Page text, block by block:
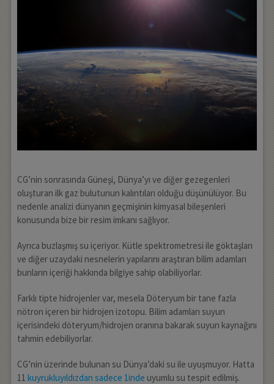
CG’nin sonrasında Güneşi, Dünya’yı ve diğer gezegenleri
oluşturan ilk gaz bulutunun kalıntıları olduğu düşünülüyor. Bu
nedenle analizi dünyanın geçmişinin kimyasal bileşenleri
konusunda bize bir resim imkanı sağlıyor.
Ayrıca buzlaşmış su içeriyor. Kütle spektrometresi ile göktaşları
ve diğer uzaydaki nesnelerin yapılarını araştıran bilim adamları
bunların içeriği hakkında bilgiye sahip olabiliyorlar.
Farklı tipte hidrojenler var, mesela Döteryum bir tane fazla
nötron içeren bir hidrojen izotopu. Bilim adamları suyun
içerisindeki döteryum/hidrojen oranına bakarak suyun kaynağını
tahmin edebiliyorlar.
CG’nin üzerinde bulunan su Dünya’daki su ile uyuşmuyor. Hatta
11 kuyrukluyıldızdan sadece 1inde uyumlu su tespit edilmiş.